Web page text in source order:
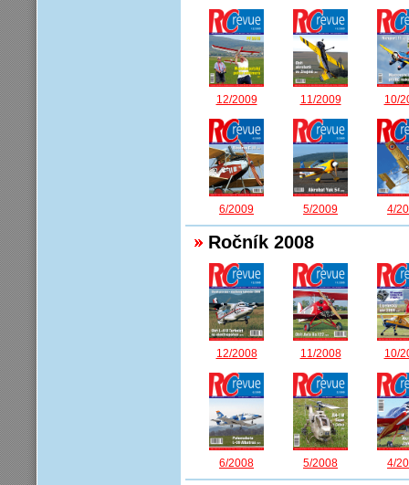
12/2009 11/2009 10/
6/2009 5/2009 4/
Ročník 2008
12/2008 11/2008 10/
6/2008 5/2008 4/